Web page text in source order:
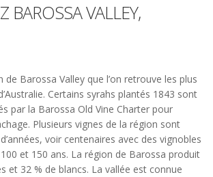
BAROSSA VALLEY,
de Barossa Valley que l’on retrouve les plus
Certains syrahs plantés 1843 sont
par la Barossa Old Vine Charter pour
Plusieurs vignes de la région sont
voir centenaires avec des vignobles
et 150 ans. La région de Barossa produit
et 32 % de blancs. La vallée est connue